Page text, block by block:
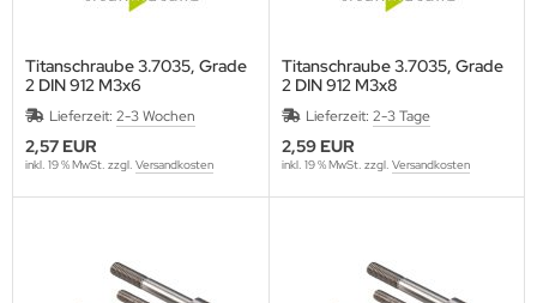
Titanschraube 3.7035, Grade
2 DIN 912 M3x6
Lieferzeit: 2-3 Wochen
2,57 EUR
inkl. 19 % MwSt. zzgl. Versandkosten
Titanschraube 3.7035, Grade
2 DIN 912 M3x8
Lieferzeit: 2-3 Tage
2,59 EUR
inkl. 19 % MwSt. zzgl. Versandkosten